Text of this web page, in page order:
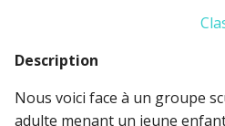
Description
Nous voici face à un groupe
adulte menant un jeune